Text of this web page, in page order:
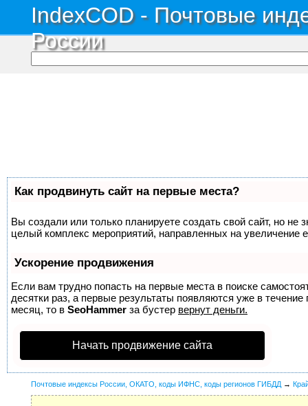
IndexCOD - Почтовые
России
Как продвинуть сайт на первые места?
Вы создали или только планируете создать свой сайт, но не
целый комплекс мероприятий, направленных на увеличение
Ускорение продвижения
Если вам трудно попасть на первые места в поиске
десятки раз, а первые результаты появляются уже в
месяц, то в SeoHammer за бустер вернут деньги.
Начать продвижение сайта
Почтовые индексы России, ОКАТО, коды ИФНС, коды регионов ГИБДД →